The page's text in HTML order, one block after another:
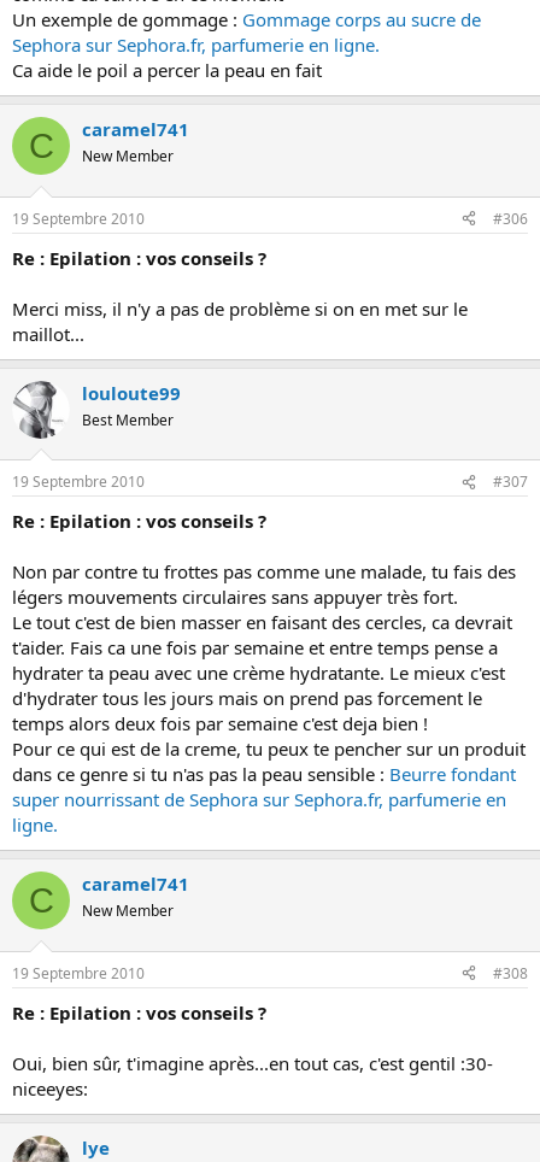
Un exemple de gommage : Gommage corps au sucre de
Sephora sur Sephora.fr, parfumerie en ligne.
Ca aide le poil a percer la peau en fait
C caramel741
New Member
19 Septembre 2010 #306
Re : Epilation : vos conseils ?
Merci miss, il n'y a pas de problème si on en met sur le
maillot...
louloute99
Best Member
19 Septembre 2010 #307
Re : Epilation : vos conseils ?
Non par contre tu frottes pas comme une malade, tu fais des
légers mouvements circulaires sans appuyer très fort.
Le tout c'est de bien masser en faisant des cercles, ca devrait
t'aider. Fais ca une fois par semaine et entre temps pense a
hydrater ta peau avec une crème hydratante. Le mieux c'est
d'hydrater tous les jours mais on prend pas forcement le
temps alors deux fois par semaine c'est deja bien !
Pour ce qui est de la creme, tu peux te pencher sur un produit
dans ce genre si tu n'as pas la peau sensible : Beurre fondant
super nourrissant de Sephora sur Sephora.fr, parfumerie en
ligne.
C caramel741
New Member
19 Septembre 2010 #308
Re : Epilation : vos conseils ?
Oui, bien sûr, t'imagine après...en tout cas, c'est gentil :30-
niceeyes:
lye